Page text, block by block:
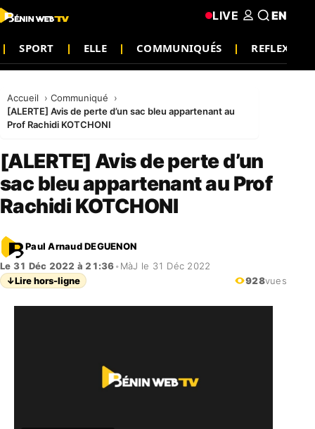
SPORT ELLE COMMUNIQUÉS REFLEXION
LIVE EN
Accueil
Communiqué
[ALERTE] Avis de perte d’un sac bleu appartenant au
Prof Rachidi KOTCHONI
[ALERTE] Avis de perte d’un
sac bleu appartenant au Prof
Rachidi KOTCHONI
Paul Arnaud DEGUENON
Le 31 Déc 2022 à 21:36• MàJ le 31 Déc 2022
↓Lire hors-ligne 928vues